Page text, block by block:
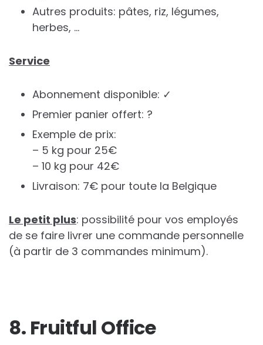
Autres produits: pâtes, riz, légumes,
herbes, …
Service
Abonnement disponible: ✓
Premier panier offert: ?
Exemple de prix:
– 5 kg pour 25€
– 10 kg pour 42€
Livraison: 7€ pour toute la Belgique
Le petit plus: possibilité pour vos employés
de se faire livrer une commande personnelle
(à partir de 3 commandes minimum).
8. Fruitful Office